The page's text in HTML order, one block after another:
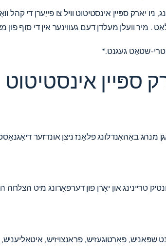
יארק ספּיין אינסטיטוט וויל צו פייַערן די
. מיר וועלן מעלדן דעם געווינער אין די סוף פון
טרי-שטאַט געגנט.*
ספּיין אינסטיטוט
באַהאַנדלונג פּלאַנז ניצן אונדזער
טריינינג און יאָרן פון דערפאַרונג מיט הצלחה
פּאָרטוגעזיש, פראנצויזיש,